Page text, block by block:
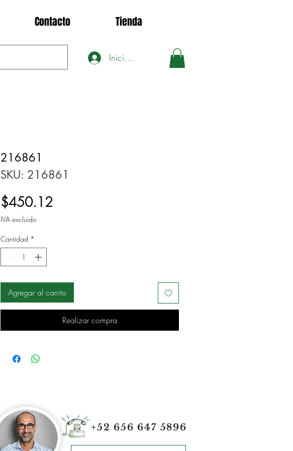
Contacto Tienda
Iniciar sesión
216861
SKU: 216861
$450.12
IVA excluido
Cantidad *
Agregar al carrito
Realizar compra
+52 656 647 5896